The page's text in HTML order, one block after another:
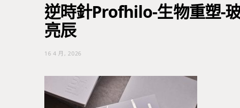
逆時針Profhilo-生物重塑-
亮辰
16 4 月, 2026